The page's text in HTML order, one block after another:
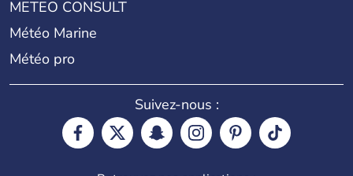
METEO CONSULT
Météo Marine
Météo pro
Suivez-nous :